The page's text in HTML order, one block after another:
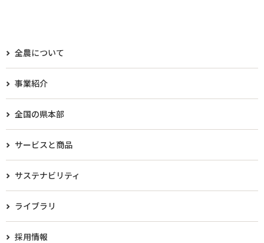
全農について
事業紹介
全国の県本部
サービスと商品
サステナビリティ
ライブラリ
採用情報